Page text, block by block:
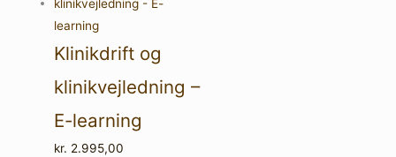
Klinikdrift og
klinikvejledning –
E-learning
kr. 2.995,00